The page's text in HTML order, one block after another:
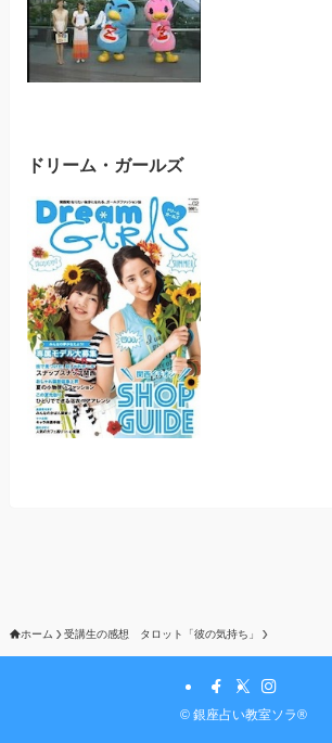
ドリーム・ガールズ
ホーム 受講生の感想 タロット「彼の気持ち」
©銀座占い教室ソラ®